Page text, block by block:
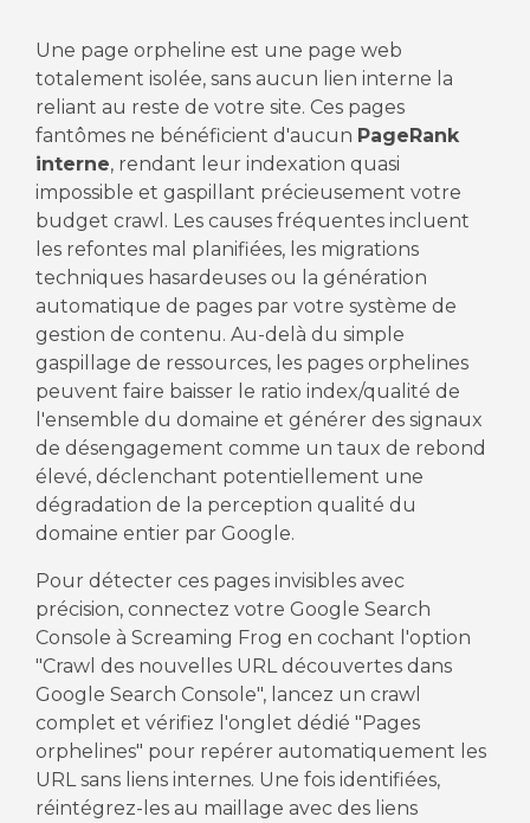
Une page orpheline est une page web
totalement isolée, sans aucun lien interne la
reliant au reste de votre site. Ces pages
fantômes ne bénéficient d'aucun PageRank
interne, rendant leur indexation quasi
impossible et gaspillant précieusement votre
budget crawl. Les causes fréquentes incluent
les refontes mal planifiées, les migrations
techniques hasardeuses ou la génération
automatique de pages par votre système de
gestion de contenu. Au-delà du simple
gaspillage de ressources, les pages orphelines
peuvent faire baisser le ratio index/qualité de
l'ensemble du domaine et générer des signaux
de désengagement comme un taux de rebond
élevé, déclenchant potentiellement une
dégradation de la perception qualité du
domaine entier par Google.
Pour détecter ces pages invisibles avec
précision, connectez votre Google Search
Console à Screaming Frog en cochant l'option
"Crawl des nouvelles URL découvertes dans
Google Search Console", lancez un crawl
complet et vérifiez l'onglet dédié "Pages
orphelines" pour repérer automatiquement les
URL sans liens internes. Une fois identifiées,
réintégrez-les au maillage avec des liens